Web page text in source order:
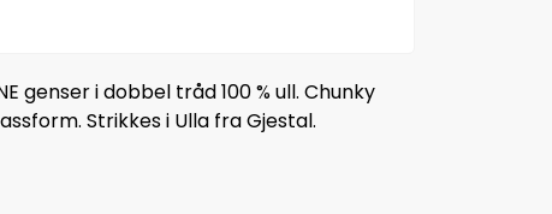
genser i dobbel tråd 100 % ull. Chunky
Strikkes i Ulla fra Gjestal.